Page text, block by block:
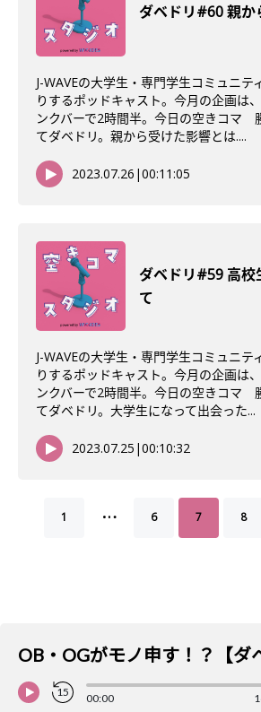
ダベドリ#60 親か
J-WAVEの大学生・専門学生コミュニテ
りするポッドキャスト。今月の企画は
ンクバーで2時間半。今日の空きコマ
てダベドリ。親から受けた影響とは....
2023.07.26 |00:11:05
ダベドリ#59 高校
て
J-WAVEの大学生・専門学生コミュニテ
りするポッドキャスト。今月の企画は
ンクバーで2時間半。今日の空きコマ
てダベドリ。大学生になって出会った...
2023.07.25 |00:10:32
1 … 6 7 8
15 00:00